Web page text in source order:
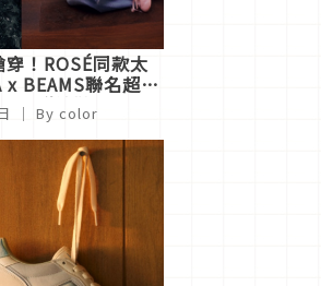
！ROSÉ同款太
BEAMS聯名超燒
社群神鞋
｜ By color